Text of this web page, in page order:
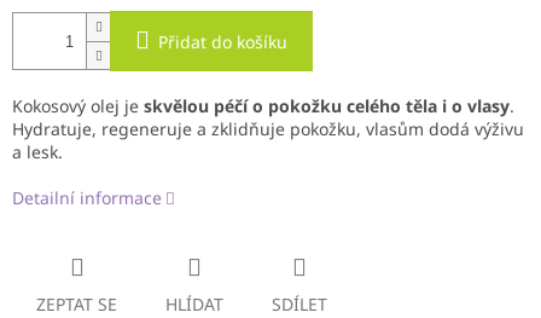
Přidat do košíku
Kokosový olej je skvělou péčí o pokožku celého těla i o vlasy.
Hydratuje, regeneruje a zklidňuje pokožku, vlasům dodá výživu
a lesk.
Detailní informace
ZEPTAT SE HLÍDAT SDÍLET